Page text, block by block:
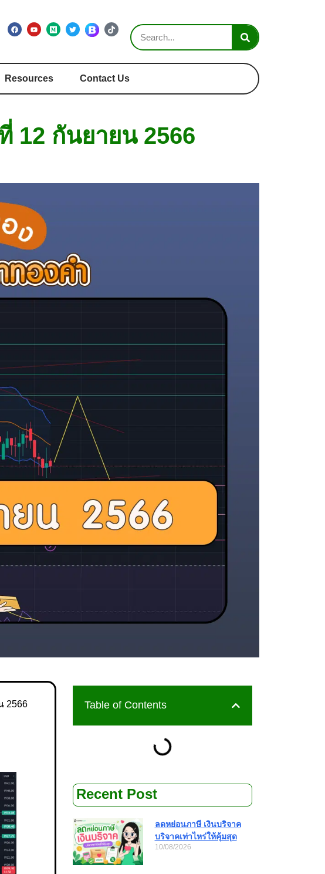
Resources Contact Us
12 กันยายน 2566
2566
Table of Contents
Recent Post
ลดหย่อนภาษี เงินบริจาค
บริจาคเท่าไหร่ให้คุ้มสุด
10/08/2026